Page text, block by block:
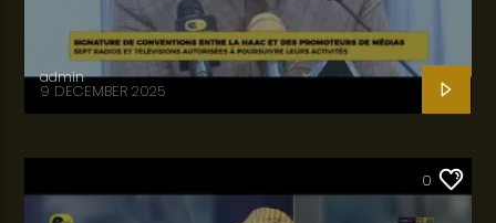
admin
9 DECEMBER 2025
0